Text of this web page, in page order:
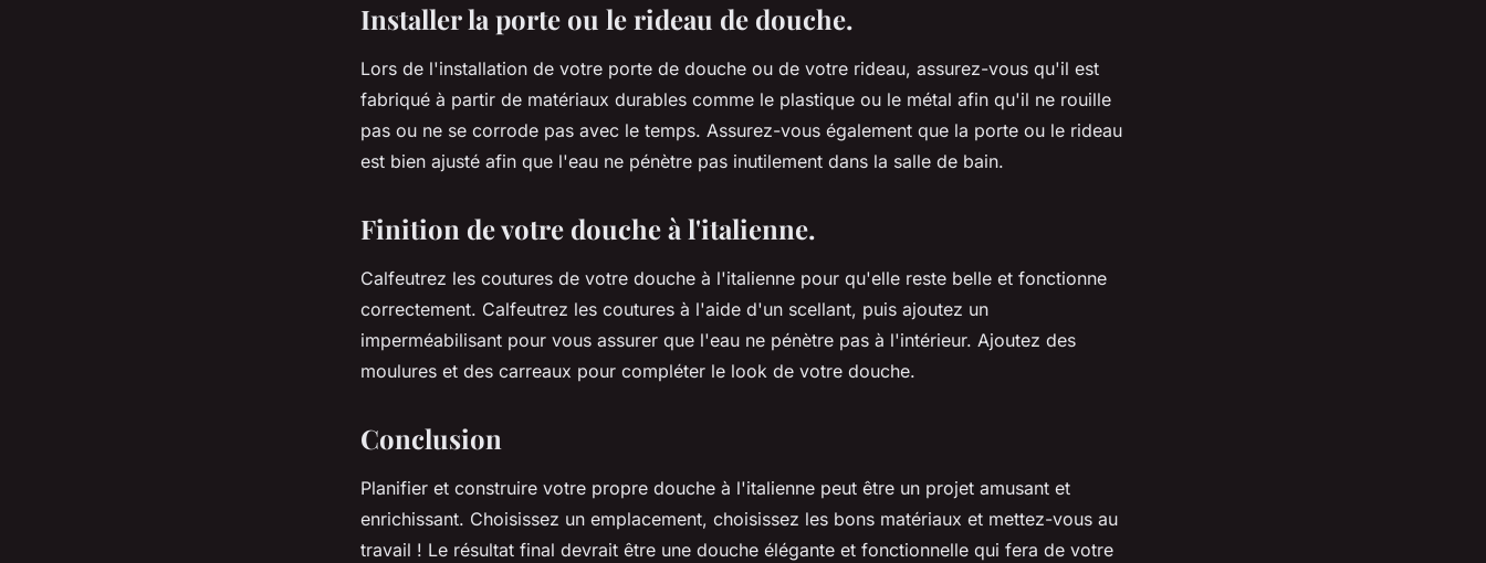
Installer la porte ou le rideau de douche.
Lors de l'installation de votre porte de douche ou de votre rideau, assurez-vous qu'il est
fabriqué à partir de matériaux durables comme le plastique ou le métal afin qu'il ne rouille
pas ou ne se corrode pas avec le temps. Assurez-vous également que la porte ou le rideau
est bien ajusté afin que l'eau ne pénètre pas inutilement dans la salle de bain.
Finition de votre douche à l'italienne.
Calfeutrez les coutures de votre douche à l'italienne pour qu'elle reste belle et fonctionne
correctement. Calfeutrez les coutures à l'aide d'un scellant, puis ajoutez un
imperméabilisant pour vous assurer que l'eau ne pénètre pas à l'intérieur. Ajoutez des
moulures et des carreaux pour compléter le look de votre douche.
Conclusion
Planifier et construire votre propre douche à l'italienne peut être un projet amusant et
enrichissant. Choisissez un emplacement, choisissez les bons matériaux et mettez-vous au
travail ! Le résultat final devrait être une douche élégante et fonctionnelle qui fera de votre